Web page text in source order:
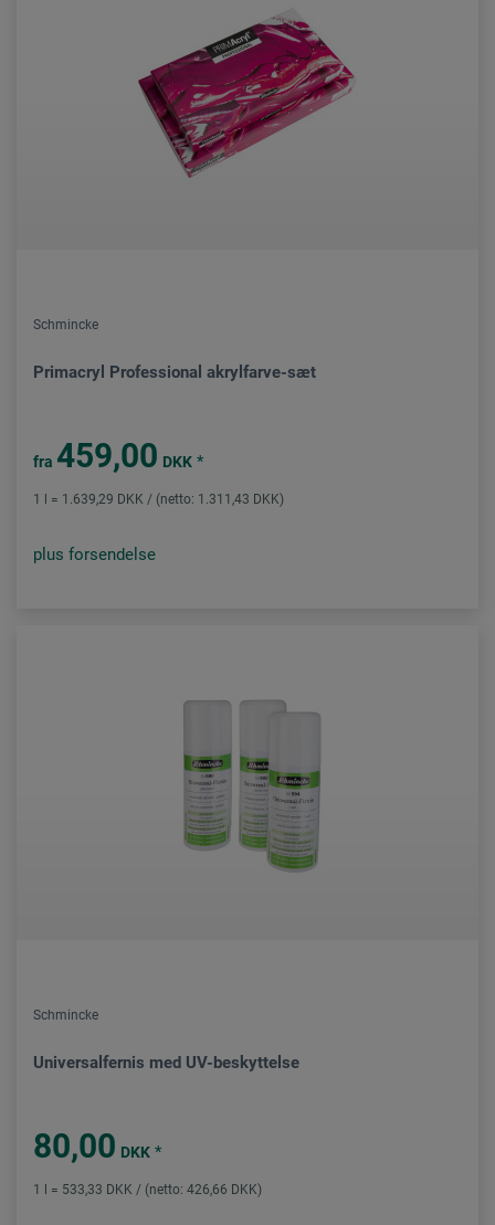
Schmincke
Primacryl Professional akrylfarve-sæt
fra 459,00 DKK *
1 l = 1.639,29 DKK / (netto: 1.311,43 DKK)
plus forsendelse
Schmincke
Universalfernis med UV-beskyttelse
80,00 DKK *
1 l = 533,33 DKK / (netto: 426,66 DKK)